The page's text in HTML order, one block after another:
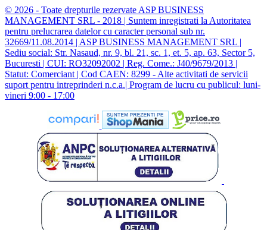
© 2026 - Toate drepturile rezervate ASP BUSINESS
MANAGEMENT SRL - 2018 | Suntem inregistrati la Autoritatea
pentru prelucrarea datelor cu caracter personal sub nr.
32669/11.08.2014 | ASP BUSINESS MANAGEMENT SRL |
Sediu social: Str. Nasaud, nr. 9, bl. 21, sc. 1, et. 5, ap. 63, Sector 5,
Bucuresti | CUI: RO32092002 | Reg. Come.: J40/9679/2013 |
Statut: Comerciant | Cod CAEN: 8299 - Alte activitati de servicii
suport pentru intreprinderi n.c.a.| Program de lucru cu publicul: luni-
vineri 9:00 - 17:00